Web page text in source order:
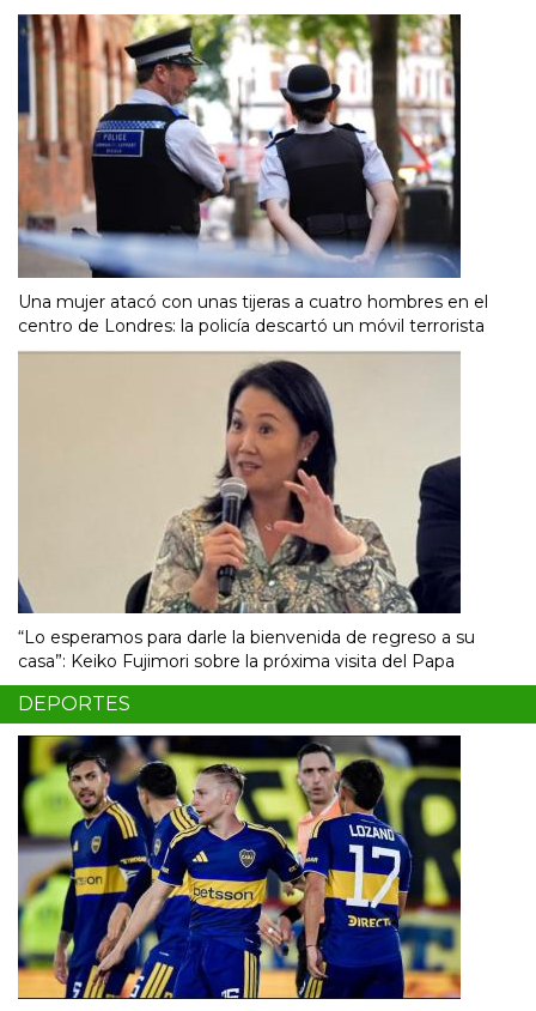
Una mujer atacó con unas tijeras a cuatro hombres en el
centro de Londres: la policía descartó un móvil terrorista
“Lo esperamos para darle la bienvenida de regreso a su
casa”: Keiko Fujimori sobre la próxima visita del Papa
DEPORTES